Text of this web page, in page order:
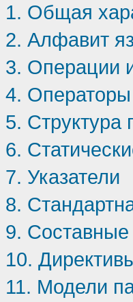
1. Общая
2. Алфавит
3. Операции
4. Операторы
5. Структура
6.
7. Указатели
8.
9.
10.
11. Модели